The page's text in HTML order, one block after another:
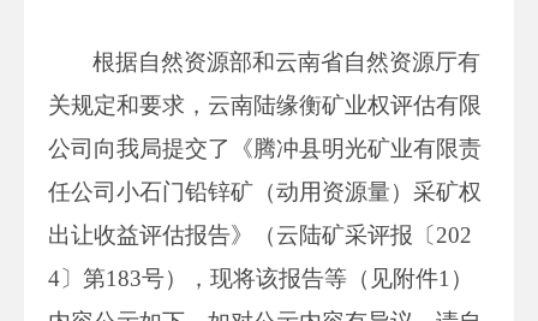
根据自然资源部和云南省自然资源厅有
关规定和要求，云南陆缘衡矿业权评估有限
公司向我局提交了《腾冲县明光矿业有限责
任公司小石门铅锌矿（动用资源量）采矿权
出让收益评估报告》（云陆矿采评报〔202
4〕第183号），现将该报告等（见附件1）